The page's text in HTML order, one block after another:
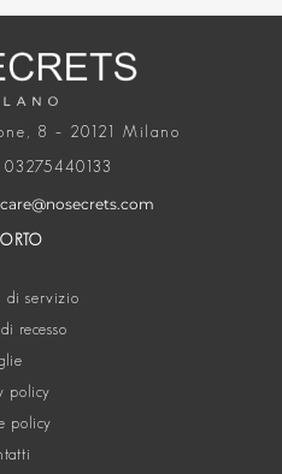
8 – 20121 Milano
03275440133
di servizio
recesso
policy
policy